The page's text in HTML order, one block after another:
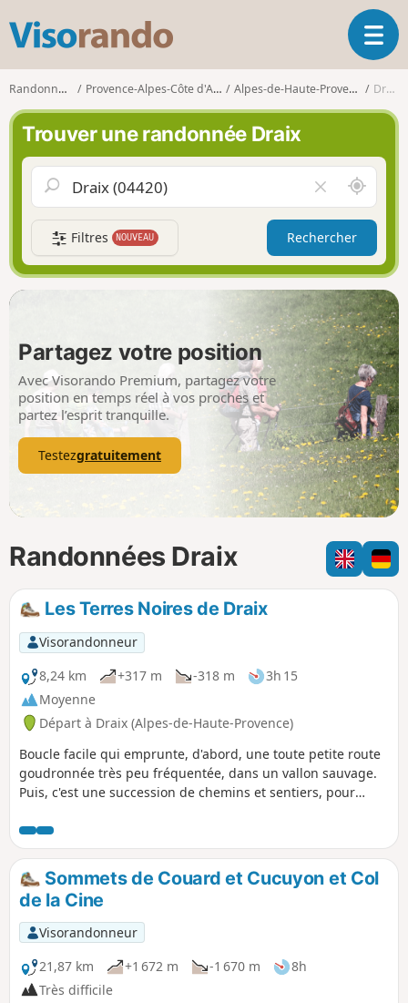
s
o
r
n
d
O
u
v
l
a
i
g
a
t
i
o
n
Randonnées Provence-Alpes-Côte d'Azur Alpes-de-Haute-Provence Draix
Trouver une randonnée Draix
i
d
e
r
l
e
c
h
a
m
p
A
u
t
u
r
d
e
m
o
i
Filtres NOUVEAU Rechercher
Partagez votre position
Avec Visorando Premium, partagez votre
position en temps réel à vos proches et
partez l’esprit tranquille.
Testezgratuitement
Randonnées Draix
Les Terres Noires de Draix
Visorandonneur
8,24 km
+317 m -318 m
3h 15
Moyenne
Départ à Draix (Alpes-de-Haute-Provence)
Boucle facile qui emprunte, d'abord, une toute petite route
goudronnée très peu fréquentée, dans un vallon sauvage.
Puis, c'est une succession de chemins et sentiers, pour
Des points d'intérêt jalonnent ce parcours, avec une vue
grandiose sur des sommets.
Sommets de Couard et Cucuyon et Col
de la Cine
Visorandonneur
21,87 km
+1 672 m -1 670 m
8h
Très difficile